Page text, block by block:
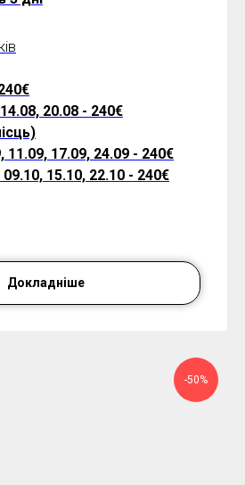
20.08 - 240€
11.09, 17.09, 24.09 - 240€
15.10, 22.10 - 240€
Докладніше
-50%